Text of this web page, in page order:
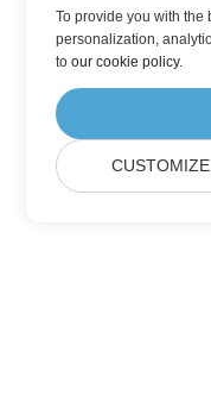
To provide you with the
personalization,
toour cookie policy.
CUSTOMIZE